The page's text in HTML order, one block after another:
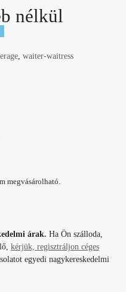
nélkül
, waiter-waitress
megvásárolható.
árak. Ha Ön szálloda,
kérjük, regisztráljon céges
egyedi nagykereskedelmi